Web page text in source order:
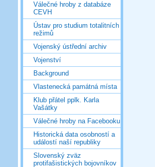
Válečné hroby z databáze
CEVH
Ústav pro studium totalitních
režimů
Vojenský ústřední archiv
Vojenství
Background
Vlastenecká památná místa
Klub přátel pplk. Karla
Vašátky
Válečné hroby na Facebooku
Historická data osobností a
událostí naší republiky
Slovenský zväz
protifašistických bojovníkov